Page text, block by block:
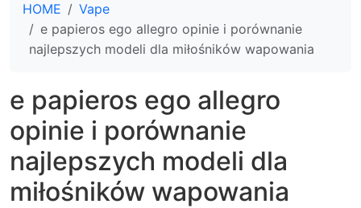
HOME
Vape
e papieros ego allegro opinie i porównanie
najlepszych modeli dla miłośników wapowania
e papieros ego allegro
opinie i porównanie
najlepszych modeli dla
miłośników wapowania